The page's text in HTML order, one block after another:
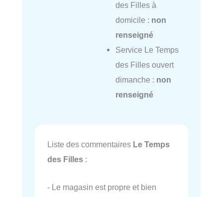
des Filles à
domicile : non
renseigné
Service Le Temps
des Filles ouvert
dimanche : non
renseigné
Liste des commentaires Le Temps
des Filles :
- Le magasin est propre et bien